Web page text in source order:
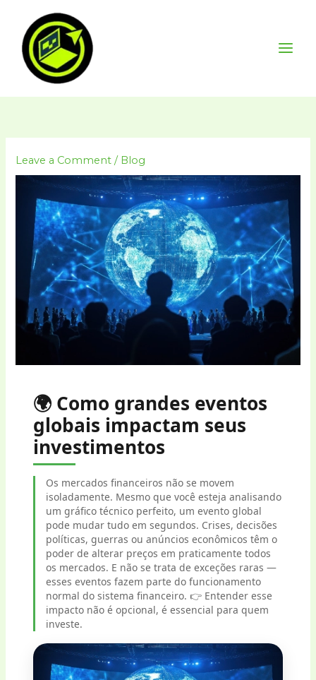
content
Leave a Comment / Blog
🌍 Como grandes eventos
globais impactam seus
investimentos
Os mercados financeiros não se movem
isoladamente. Mesmo que você esteja analisando
um gráfico técnico perfeito, um evento global
pode mudar tudo em segundos. Crises, decisões
políticas, guerras ou anúncios econômicos têm o
poder de alterar preços em praticamente todos
os mercados. E não se trata de exceções raras —
esses eventos fazem parte do funcionamento
normal do sistema financeiro. 👉 Entender esse
impacto não é opcional, é essencial para quem
investe.